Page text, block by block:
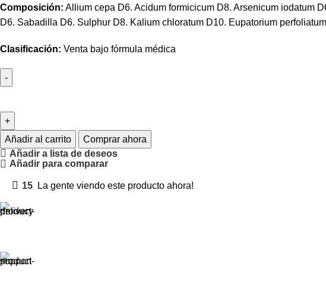
Composición: Allium cepa D6. Acidum formicicum D8. Arsenicum iodatum
D6. Sabadilla D6. Sulphur D8. Kalium chloratum D10. Eupatorium perfoliatum
Clasificación: Venta bajo fórmula médica
Añadir al carrito
Comprar ahora
Añadir a lista de deseos
Añadir para comparar
15 La gente viendo este producto ahora!